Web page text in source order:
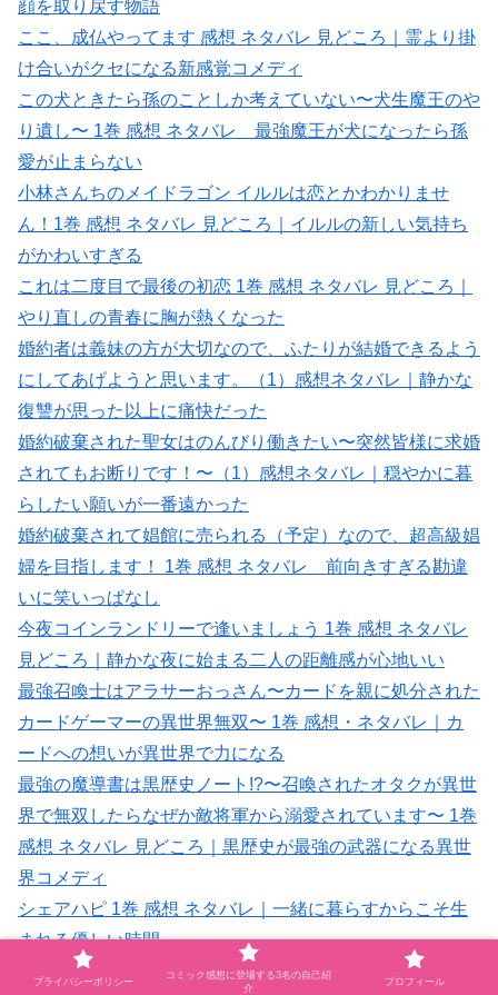
顔を取り戻す物語
ここ、成仏やってます 感想 ネタバレ 見どころ｜霊より掛
け合いがクセになる新感覚コメディ
この犬ときたら孫のことしか考えていない〜犬生魔王のや
り遺し〜 1巻 感想 ネタバレ 最強魔王が犬になったら孫
愛が止まらない
小林さんちのメイドラゴン イルルは恋とかわかりませ
ん！1巻 感想 ネタバレ 見どころ｜イルルの新しい気持ち
がかわいすぎる
これは二度目で最後の初恋 1巻 感想 ネタバレ 見どころ｜
やり直しの青春に胸が熱くなった
婚約者は義妹の方が大切なので、ふたりが結婚できるよう
にしてあげようと思います。（1）感想ネタバレ｜静かな
復讐が思った以上に痛快だった
婚約破棄された聖女はのんびり働きたい〜突然皆様に求婚
されてもお断りです！〜（1）感想ネタバレ｜穏やかに暮
らしたい願いが一番遠かった
婚約破棄されて娼館に売られる（予定）なので、超高級娼
婦を目指します！ 1巻 感想 ネタバレ 前向きすぎる勘違
いに笑いっぱなし
今夜コインランドリーで逢いましょう 1巻 感想 ネタバレ
見どころ｜静かな夜に始まる二人の距離感が心地いい
最強召喚士はアラサーおっさん〜カードを親に処分された
カードゲーマーの異世界無双〜 1巻 感想・ネタバレ｜カ
ードへの想いが異世界で力になる
最強の魔導書は黒歴史ノート!?〜召喚されたオタクが異世
界で無双したらなぜか敵将軍から溺愛されています〜 1巻
感想 ネタバレ 見どころ｜黒歴史が最強の武器になる異世
界コメディ
シェアハピ 1巻 感想 ネタバレ｜一緒に暮らすからこそ生
まれる優しい時間
地獄犬は司祭に喰らい付く 感想 ネタバレ 見どころ｜身分
プライバシーポリシー
コミック感想に登場する3名の自己紹
介
プロフィール